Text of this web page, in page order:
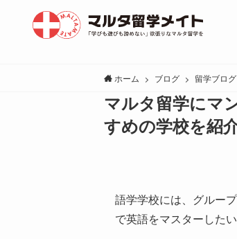
ホーム ブログ 留学ブログ
マルタ留学にマ
すめの学校を紹
語学学校には、グルー
で英語をマスターした